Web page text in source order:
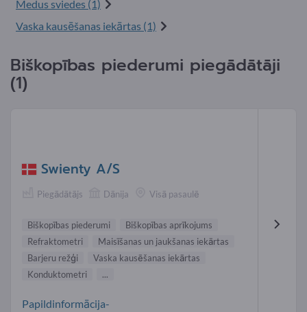
Medus sviedes (1)
Vaska kausēšanas iekārtas (1)
Biškopības piederumi piegādātāji
(1)
Swienty A/S
Piegādātājs Dānija Visā pasaulē
Biškopības piederumi
Biškopības aprīkojums
Refraktometri
Maisīšanas un jaukšanas iekārtas
Barjeru režģi
Vaska kausēšanas iekārtas
Konduktometri
...
Papildinformācija-